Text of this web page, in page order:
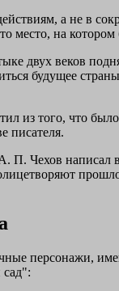
а не в
место, на котором
двух веков
будущее
из того, что
писателя.
Чехов написал в
персонажи,